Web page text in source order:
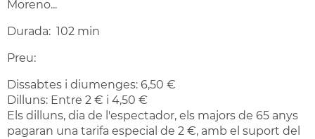
Moreno...
Durada: 102 min
Preu:
Dissabtes i diumenges: 6,50 €
Dilluns: Entre 2 € i 4,50 €
Els dilluns, dia de l'espectador, els majors de 65 anys
pagaran una tarifa especial de 2 €, amb el suport del